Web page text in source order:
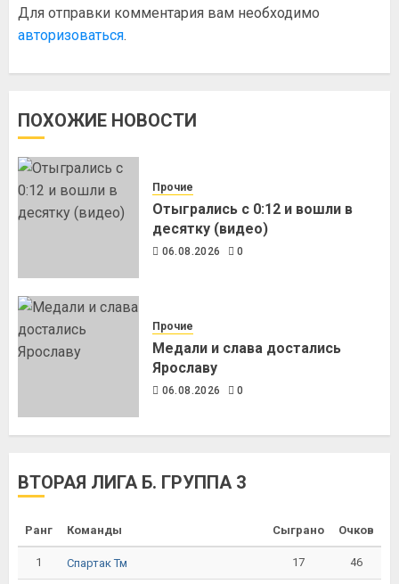
Для отправки комментария вам необходимо
авторизоваться.
ПОХОЖИЕ НОВОСТИ
Прочие
Отыгрались с 0:12 и вошли в
десятку (видео)
06.08.2026 0
Прочие
Медали и слава достались
Ярославу
06.08.2026 0
ВТОРАЯ ЛИГА Б. ГРУППА 3
Ранг Команды Сыграно Очков
1 Спартак Тм 17 46